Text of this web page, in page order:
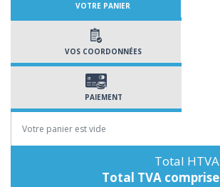
VOTRE PANIER
VOS COORDONNÉES
PAIEMENT
Votre panier est vide
Total HTVA
Total TVA comprise